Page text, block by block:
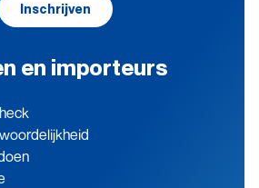
Inschrijven
en importeurs